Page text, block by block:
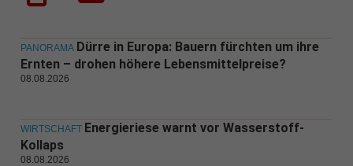
PANORAMA Dürre in Europa: Bauern fürchten um ihre
Ernten – drohen höhere Lebensmittelpreise?
08.08.2026
WIRTSCHAFT Energieriese warnt vor Wasserstoff-
Kollaps
08.08.2026